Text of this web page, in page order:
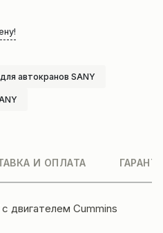
автокранов SANY
И ОПЛАТА
двигателем Cummins